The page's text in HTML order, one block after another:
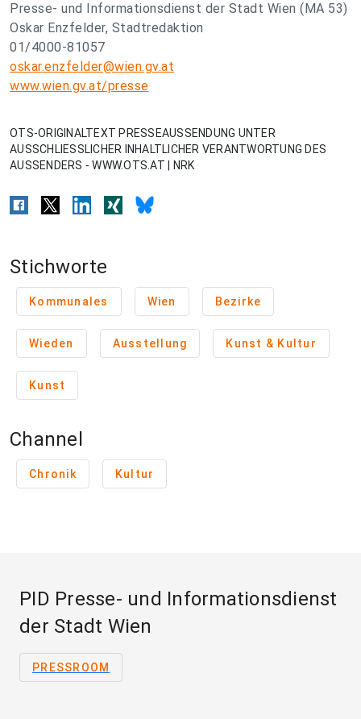
Presse- und Informationsdienst der Stadt Wien (MA 53)
Oskar Enzfelder, Stadtredaktion
01/4000-81057
oskar.enzfelder@wien.gv.at
www.wien.gv.at/presse
OTS-ORIGINALTEXT PRESSEAUSSENDUNG UNTER
AUSSCHLIESSLICHER INHALTLICHER VERANTWORTUNG DES
AUSSENDERS - WWW.OTS.AT | NRK
Stichworte
Kommunales Wien Bezirke
Wieden Ausstellung Kunst & Kultur
Kunst
Channel
Chronik Kultur
PID Presse- und Informationsdienst
der Stadt Wien
PRESSROOM